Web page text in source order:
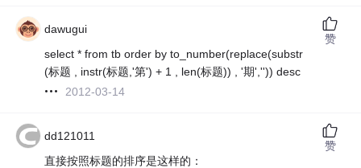
dawugui
select * from tb order by to_number(replace(substr
(标题 , instr(标题,'第') + 1 , len(标题)) , '期','')) desc
2012-03-14
赞
dd121011
直接按照标题的排序是这样的：
赞